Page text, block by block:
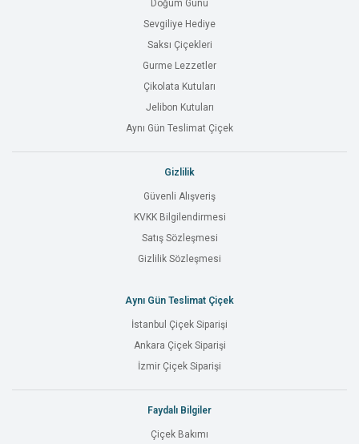
Doğum Günü
Sevgiliye Hediye
Saksı Çiçekleri
Gurme Lezzetler
Çikolata Kutuları
Jelibon Kutuları
Aynı Gün Teslimat Çiçek
Gizlilik
Güvenli Alışveriş
KVKK Bilgilendirmesi
Satış Sözleşmesi
Gizlilik Sözleşmesi
Aynı Gün Teslimat Çiçek
İstanbul Çiçek Siparişi
Ankara Çiçek Siparişi
İzmir Çiçek Siparişi
Faydalı Bilgiler
Çiçek Bakımı